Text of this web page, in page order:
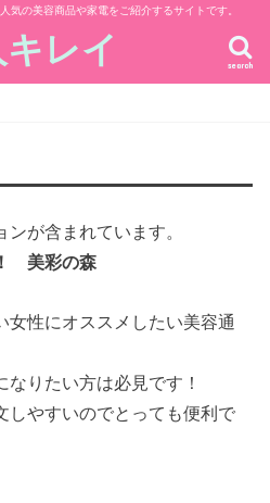
気の美容商品や家電をご紹介するサイトです。
レイ search
が含まれています。
美彩の森
女性にオススメしたい美容通
りたい方は必見です！
しやすいのでとっても便利で